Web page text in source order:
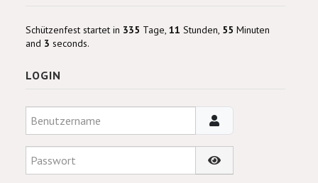
Schützenfest startet in 335 Tage, 11 Stunden, 55 Minuten
and 3 seconds.
LOGIN
Benutzername
Passwort
Passwort anzeigen